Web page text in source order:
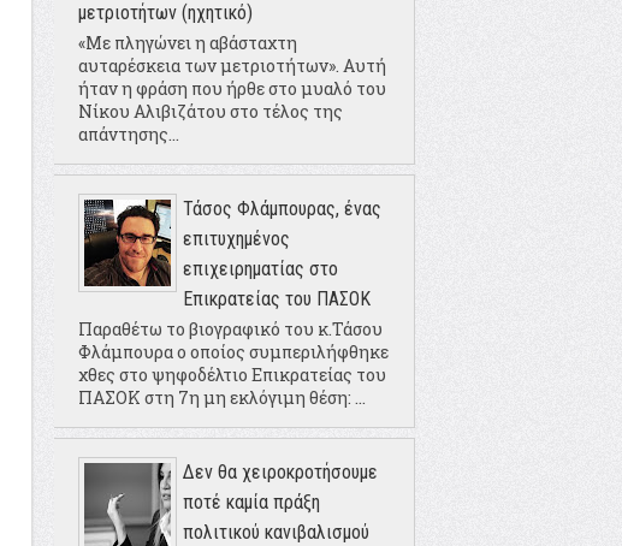
μετριοτήτων (ηχητικό)
«Με πληγώνει η αβάσταχτη
αυταρέσκεια των μετριοτήτων». Αυτή
ήταν η φράση που ήρθε στο μυαλό του
Νίκου Αλιβιζάτου στο τέλος της
απάντησης...
Τάσος Φλάμπουρας, ένας
επιτυχημένος
επιχειρηματίας στο
Επικρατείας του ΠΑΣΟΚ
Παραθέτω το βιογραφικό του κ.Τάσου
Φλάμπουρα ο οποίος συμπεριλήφθηκε
χθες στο ψηφοδέλτιο Επικρατείας του
ΠΑΣΟΚ στη 7η μη εκλόγιμη θέση: ...
Δεν θα χειροκροτήσουμε
ποτέ καμία πράξη
πολιτικού κανιβαλισμού